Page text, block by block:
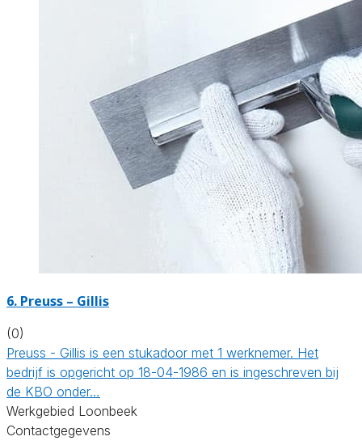
6. Preuss – Gillis
(0)
Preuss - Gillis is een stukadoor met 1 werknemer. Het
bedrijf is opgericht op 18-04-1986 en is ingeschreven bij
de KBO onder…
Werkgebied Loonbeek
Contactgegevens